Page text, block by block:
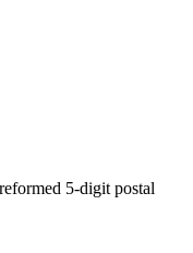
5-digit postal